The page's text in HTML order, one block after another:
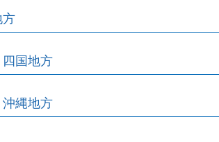
方
四国地方
沖縄地方